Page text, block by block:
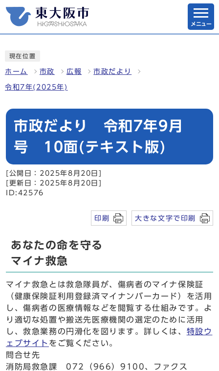
メニュー
現在位置
ホーム 市政 広報 市政だより
令和7年(2025年)
市政だより 令和7年9月
号 10面(テキスト版)
[公開日：2025年8月20日]
[更新日：2025年8月20日]
ID:42576
印刷 大きな文字で印刷
あなたの命を守る
マイナ救急
マイナ救急とは救急隊員が、傷病者のマイナ保険証
（健康保険証利用登録済マイナンバーカード）を活用
し、傷病者の医療情報などを閲覧する仕組みです。よ
り適切な処置や搬送先医療機関の選定のために活用
し、救急業務の円滑化を図ります。詳しくは、 特設ウ
ェブサイト をご覧ください。
問合せ先
消防局救急課 072（966）9100、ファクス